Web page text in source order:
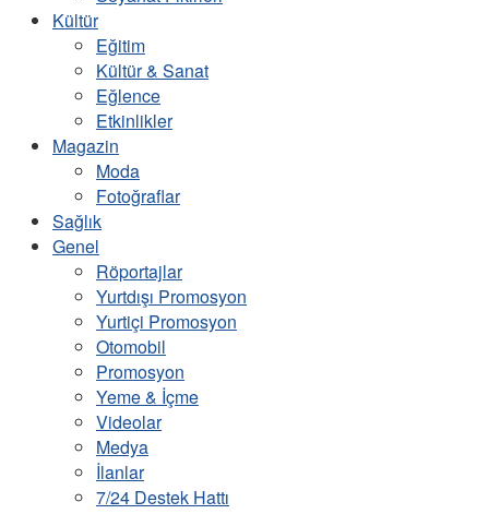
Kültür
Eğitim
Kültür & Sanat
Eğlence
Etkinlikler
Magazin
Moda
Fotoğraflar
Sağlık
Genel
Röportajlar
Yurtdışı Promosyon
Yurtiçi Promosyon
Otomobil
Promosyon
Yeme & İçme
Videolar
Medya
İlanlar
7/24 Destek Hattı